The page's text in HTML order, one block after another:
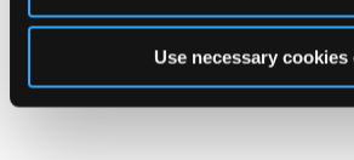
Use necessary cookies
Du kan også se mere om Nemhandel og